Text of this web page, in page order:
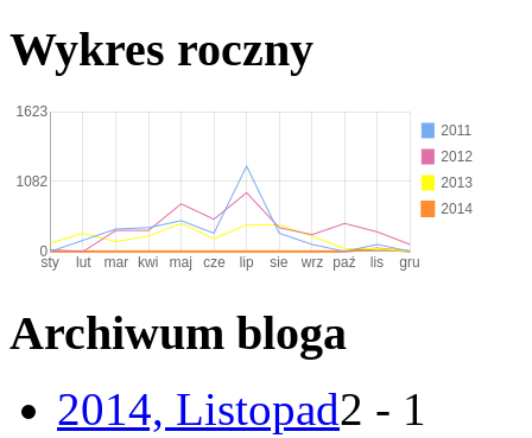
Wykres roczny
Archiwum bloga
2014, Listopad2 - 1